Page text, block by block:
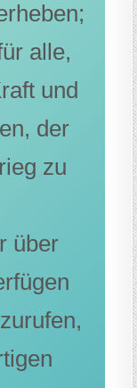
alle,
und
der
zu
über